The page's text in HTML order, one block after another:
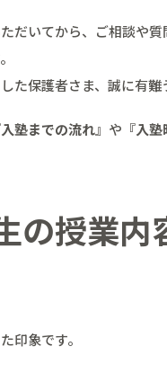
だいてから、ご相談や
た保護者さま、誠に有難
入塾までの流れ』や『入塾
の授業内
印象です。